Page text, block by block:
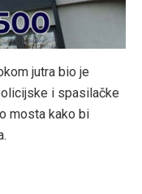
jutra bio je
i spasilačke
mosta kako bi